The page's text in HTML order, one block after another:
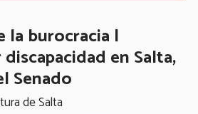
la burocracia |
en Salta,
Senado
de Salta